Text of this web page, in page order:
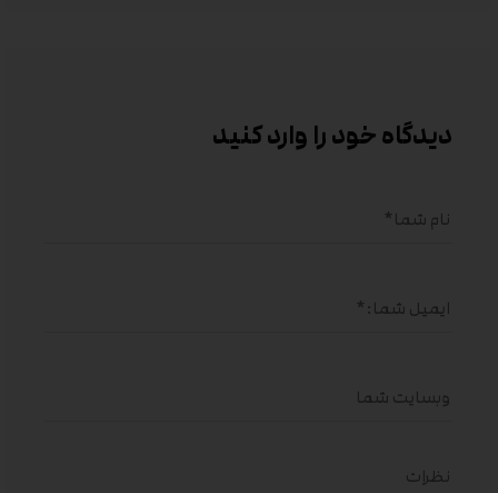
دیدگاه خود را وارد کنید